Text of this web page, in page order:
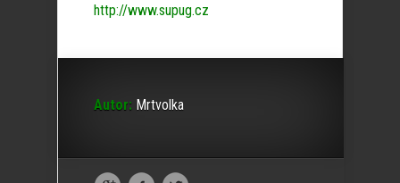
http://www.supug.cz
Autor: Mrtvolka